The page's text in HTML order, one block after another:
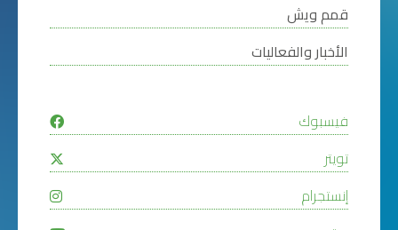
قمم ويش
الأخبار والفعاليات
فيسبوك
تويتر
إنستجرام